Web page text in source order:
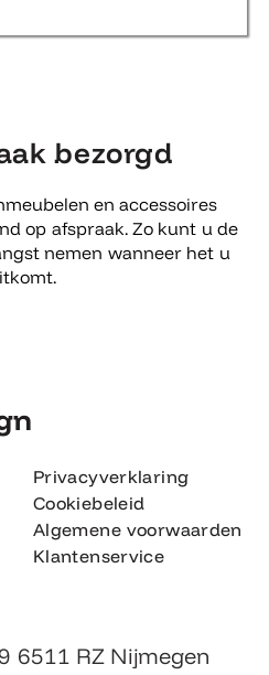
bezorgd
en accessoires
op afspraak. Zo kunt u de
nemen wanneer het u
Privacyverklaring
Cookiebeleid
Algemene voorwaarden
Klantenservice
6511 RZ Nijmegen